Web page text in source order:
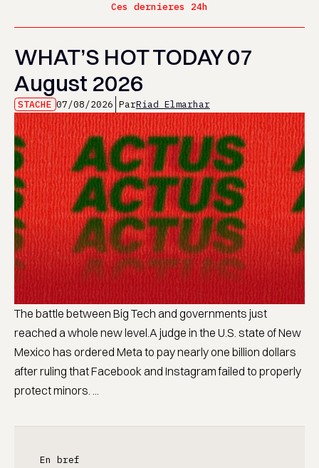
Ces dernieres 24h
WHAT’S HOT TODAY 07
August 2026
STACHE 07/08/2026 ParRiad Elmarhar
The battle between Big Tech and governments just
reached a whole new level.A judge in the U.S. state of New
Mexico has ordered Meta to pay nearly one billion dollars
after ruling that Facebook and Instagram failed to properly
protect minors. ...
En bref